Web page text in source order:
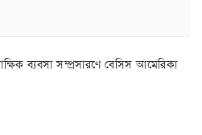
ব্যবসা সম্প্রসারণে বেসিস আমেরিকা